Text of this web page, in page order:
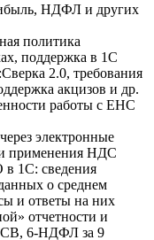
НДФЛ и других
политика
поддержка в 1С
2.0, требования
акцизов и др.
работы с ЕНС
электронные
применения НДС
1С: сведения
о среднем
и ответы на них
отчетности и
6-НДФЛ за 9